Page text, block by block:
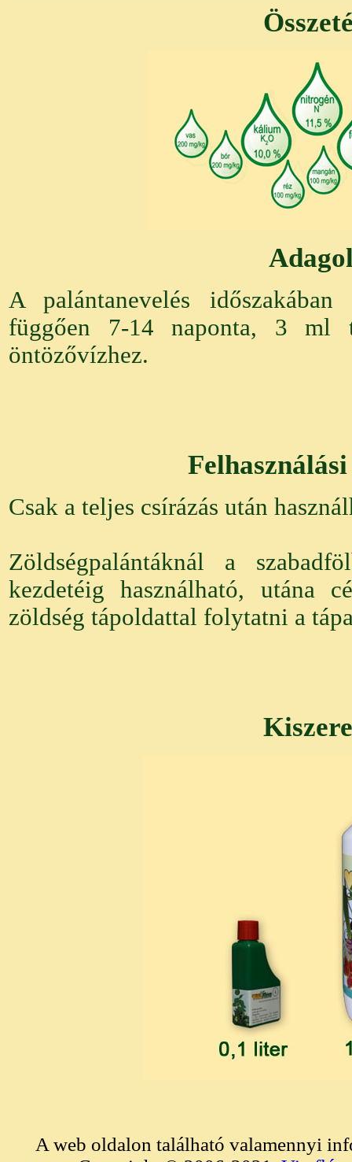
A palántanevelés
függően 7-14 naponta, 3 ml
öntözővízhez.
Csak a teljes csírázás után
Zöldségpalántáknál a
kezdetéig használható, utána
zöldség tápoldattal folytatni a
A web oldalon található valamennyi